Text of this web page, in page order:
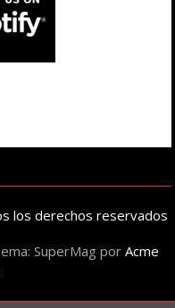
los derechos reservados
SuperMag porAcme